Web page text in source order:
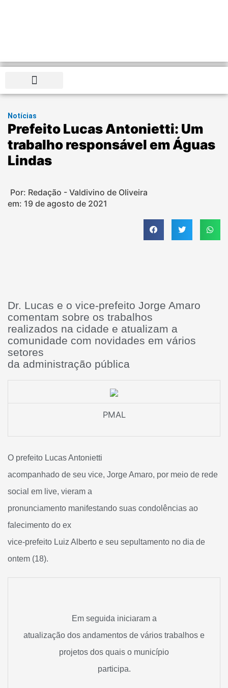
Notícias
Prefeito Lucas Antonietti: Um
trabalho responsável em Águas
Lindas
Por: Redação - Valdivino de Oliveira
em: 19 de agosto de 2021
Dr. Lucas e o vice-prefeito Jorge Amaro
comentam sobre os trabalhos
realizados na cidade e atualizam a
comunidade com novidades em vários
setores
da administração pública
PMAL
O prefeito Lucas Antonietti
acompanhado de seu vice, Jorge Amaro, por meio de rede
social em live, vieram a
pronunciamento manifestando suas condolências ao
falecimento do ex
vice-prefeito Luiz Alberto e seu sepultamento no dia de
ontem (18).
Em seguida iniciaram a
atualização dos andamentos de vários trabalhos e
projetos dos quais o município
participa.